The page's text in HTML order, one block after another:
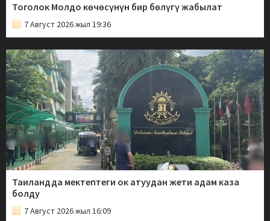
Тоголок Молдо көчөсүнүн бир бөлүгү жабылат
7 Август 2026 жыл 19:36
Таиландда мектептеги ок атуудан жети адам каза
болду
7 Август 2026 жыл 16:09